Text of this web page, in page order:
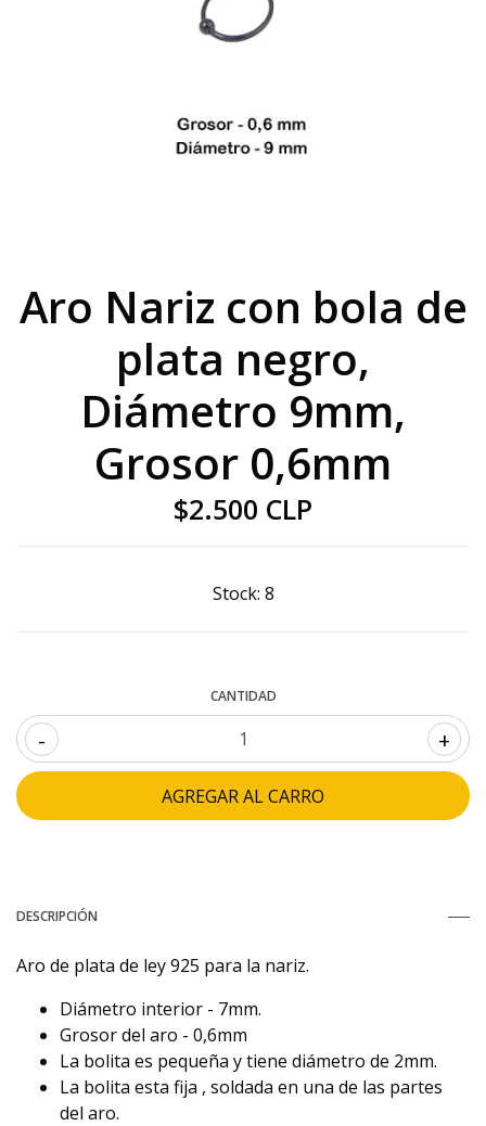
Aro Nariz con bola de
plata negro,
Diámetro 9mm,
Grosor 0,6mm
$2.500 CLP
Stock: 8
CANTIDAD
- +
DESCRIPCIÓN
Aro de plata de ley 925 para la nariz.
Diámetro interior - 7mm.
Grosor del aro - 0,6mm
La bolita es pequeña y tiene diámetro de 2mm.
La bolita esta fija , soldada en una de las partes
del aro.